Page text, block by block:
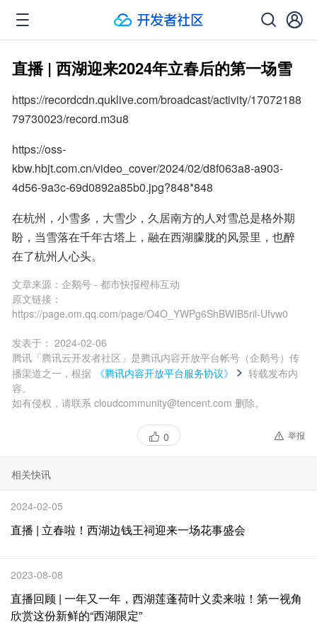
直播 | 西湖迎来2024年立春后的第一场雪
https://recordcdn.quklive.com/broadcast/activity/17072188
79730023/record.m3u8
https://oss-
kbw.hbjt.com.cn/video_cover/2024/02/d8f063a8-a903-
4d56-9a3c-69d0892a85b0.jpg?848*848
在杭州，小雪多，大雪少，久居南方的人对雪总是格外期
盼，当雪落在千年古塔上，融在西湖朦胧的风景里，也醉
在了杭州人心头。
文章来源： 企鹅号 - 都市快报橙柿互动
原文链接：
https://page.om.qq.com/page/O4O_YWPg6ShBWIB5ril-Ufvw0
发表于： 2024-02-06
腾讯「腾讯云开发者社区」是腾讯内容开放平台帐号（企鹅号）传
播渠道之一，根据
《腾讯内容开放平台服务协议》
转载发布内
容。
如有侵权，请联系 cloudcommunity@tencent.com 删除。
0 举报
相关快讯
2024-02-05
直播 | 立春啦！西湖边钱王祠迎来一场花事盛会
2023-08-08
直播回顾 | 一年又一年，西湖莲蓬荷叶义卖来啦！第一视角
欣赏这份新鲜的“西湖限定”